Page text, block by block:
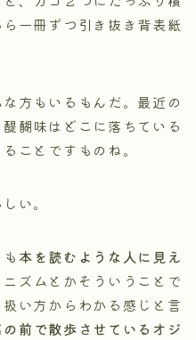
一冊ずつ引き抜き背表紙
方もいるもんだ。最近の
醐味はどこに落ちている
ことですものね。
い。
本を読むような人に見え
ズムとかそういうことで
い方からわかる感じと言
前で散歩させているオジ